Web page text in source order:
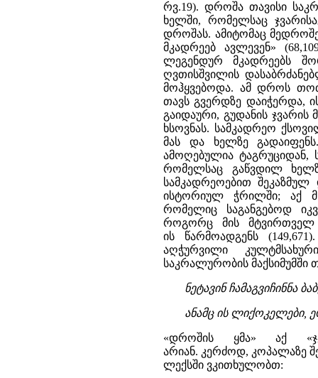
რვ.19). დროშა თავისი
ხელში, რომელსაც
დროშას. ამიტომაც
მკადრეებ ავლევენ»
ლეგენდურ მკადრეებს
ღვთისშვილის
მოჰყვებოდა. ამ დროს
თავს გვერდზე დაიჭერდა,
გაიდაური, გუდანის
ხსოვნას. სამკადრეო
მას და ხელზე
ამოღებულია ტაგრუციდან,
რომელსაც გაწვდილ
სამკადრეოებით
ისტორიულ ჭრილში; აქ
რომელიც საგანგებოდ
როგორც მის მტვირთველ
ის წარმოადგენს
აღჭურვილი
საკრალურობის
ნეტავინ ჩამაგვიჩინნა
ანამც ის ლიქოკელები,
«დროშის ყმა» აქ
არიან. კერძოდ, კოპალაზე
ლექსში ვკითხულობთ: